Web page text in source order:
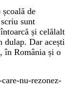
de
sunt
și celălalt
dulap. Dar acești
în România și o
nu-rezonez-